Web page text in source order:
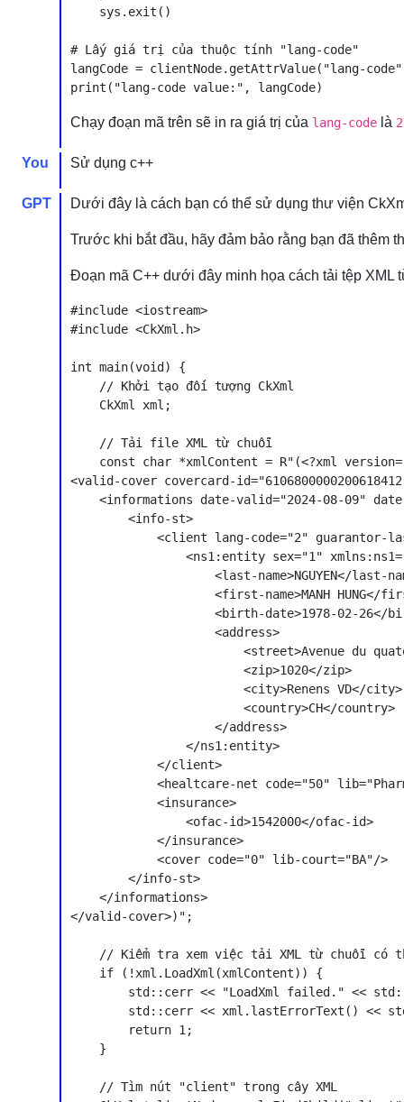
    sys.exit()
# Lấy giá trị của thuộc tính "lang-code"
langCode = clientNode.getAttrValue("lang-
Chạy đoạn mã trên sẽ in ra giá trị của lang-code là 2
You Sử dụng c++
GPT Dưới đây là cách bạn có thể sử dụng thư viện
Trước khi bắt đầu, hãy đảm bảo rằng bạn đã thêm
Đoạn mã C++ dưới đây minh họa cách tải tệp XML
#include <iostream>
#include <CkXml.h>
int main(void) {
    // Khởi tạo đối tượng CkXml
    CkXml xml;
    // Tải file XML từ chuỗi
const char *xmlContent = R"(<?xml
<valid-cover covercard-
<informations date-valid="2024-08-09"
        <info-st>
<client lang-code="2" guarantor-
<ns1:entity sex="1"
<last-name>NGUYEN</last-
<first-name>MANH HUNG</
<birth-date>1978-02-26</
                    <address>
<street>Avenue du
                        <zip>1020</zip>
                        <city>Renens VD</city>
                        <country>CH</country>
                    </address>
                </ns1:entity>
            </client>
<healtcare-net code="50"
            <insurance>
                <ofac-id>1542000</ofac-id>
            </insurance>
            <cover code="0" lib-court="BA"/>
        </info-st>
    </informations>
</valid-cover>)";
// Kiểm tra xem việc tải XML từ chuỗi có
    if (!xml.LoadXml(xmlContent)) {
std::cerr << "LoadXml failed." <<
std::cerr << xml.lastErrorText() <<
        return 1;
    }
    // Tìm nút "client" trong cây XML